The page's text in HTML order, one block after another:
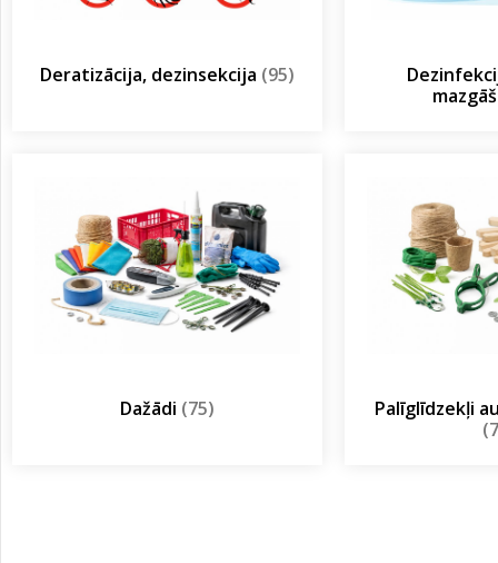
Deratizācija, dezinsekcija (95)
Dažādi (75)
Palīglīdzekļi